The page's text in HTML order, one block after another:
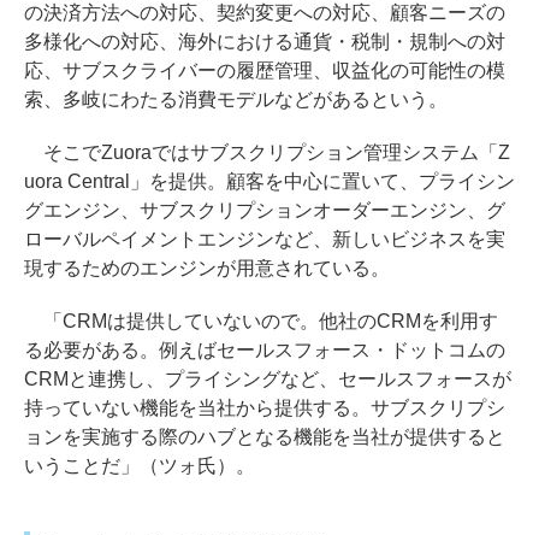
の決済方法への対応、契約変更への対応、顧客ニーズの
多様化への対応、海外における通貨・税制・規制への対
応、サブスクライバーの履歴管理、収益化の可能性の模
索、多岐にわたる消費モデルなどがあるという。
そこでZuoraではサブスクリプション管理システム「Z
uora Central」を提供。顧客を中心に置いて、プライシン
グエンジン、サブスクリプションオーダーエンジン、グ
ローバルペイメントエンジンなど、新しいビジネスを実
現するためのエンジンが用意されている。
「CRMは提供していないので。他社のCRMを利用す
る必要がある。例えばセールスフォース・ドットコムの
CRMと連携し、プライシングなど、セールスフォースが
持っていない機能を当社から提供する。サブスクリプシ
ョンを実施する際のハブとなる機能を当社が提供すると
いうことだ」（ツォ氏）。